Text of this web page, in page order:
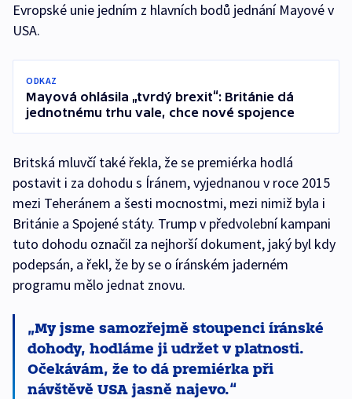
Evropské unie jedním z hlavních bodů jednání Mayové v
USA.
ODKAZ
Mayová ohlásila „tvrdý brexit“: Británie dá
jednotnému trhu vale, chce nové spojence
Britská mluvčí také řekla, že se premiérka hodlá
postavit i za dohodu s Íránem, vyjednanou v roce 2015
mezi Teheránem a šesti mocnostmi, mezi nimiž byla i
Británie a Spojené státy. Trump v předvolební kampani
tuto dohodu označil za nejhorší dokument, jaký byl kdy
podepsán, a řekl, že by se o íránském jaderném
programu mělo jednat znovu.
My jsme samozřejmě stoupenci íránské
dohody, hodláme ji udržet v platnosti.
Očekávám, že to dá premiérka při
návštěvě USA jasně najevo.